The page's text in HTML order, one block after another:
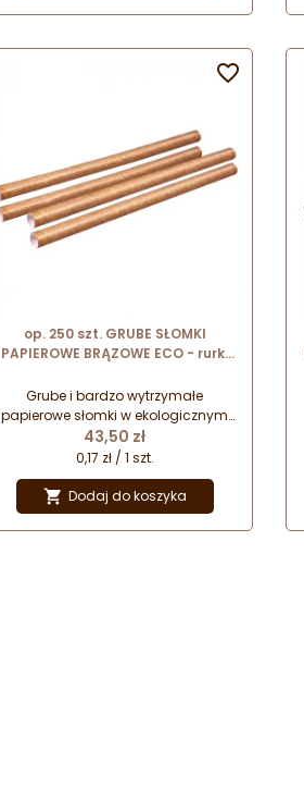
mrożonych.
op. 250 szt. GRUBE SŁOMKI
PAPIEROWE BRĄZOWE ECO - rurki
200 mm
Grube i bardzo wytrzymałe
papierowe słomki w ekologicznym
brązowym kolorze - idealne do
serwowania Bubble Tea oraz
Cena
43,50 zł
0,17 zł / 1 szt.
 Dodaj do koszyka
